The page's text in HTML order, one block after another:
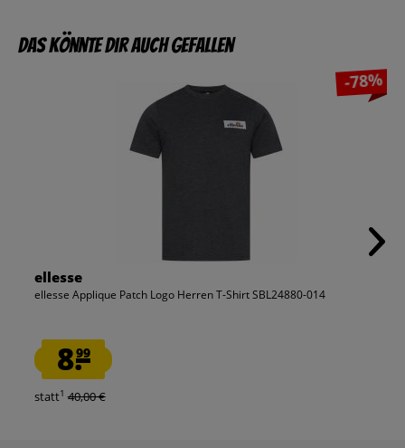
Das könnte dir auch gefallen
-78%
ellesse
ellesse Applique Patch Logo Herren T-Shirt SBL24880-014
8.99
statt1 40,00 €